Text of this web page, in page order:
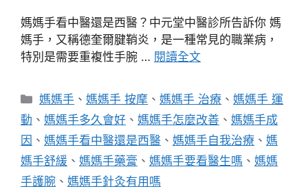
媽媽手看中醫還是西醫？中元堂中醫診所告訴你 媽
媽手，又稱德奎爾腱鞘炎，是一種常見的職業病，
特別是需要重複性手腕 … 閱讀全文
分
類
媽媽手 、媽媽手 按摩 、媽媽手 治療 、媽媽手 運
動 、 媽媽手多久會好 、 媽媽手怎麼改善 、 媽媽手成
因 、 媽媽手看中醫還是西醫 、 媽媽手自我治療 、 媽
媽手舒緩 、 媽媽手藥膏 、 媽媽手要看醫生嗎 、 媽媽
手護腕 、 媽媽手針灸有用嗎